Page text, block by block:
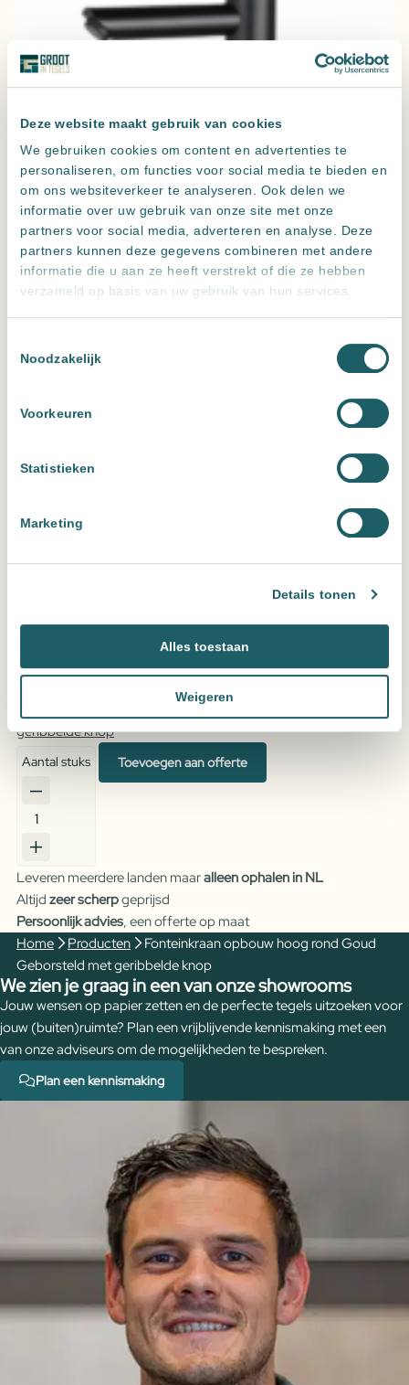
Deze website maakt gebruik van cookies
We gebruiken cookies om content en advertenties te
personaliseren, om functies voor social media te bieden en
om ons websiteverkeer te analyseren. Ook delen we
informatie over uw gebruik van onze site met onze
partners voor social media, adverteren en analyse. Deze
partners kunnen deze gegevens combineren met andere
informatie die u aan ze heeft verstrekt of die ze hebben
verzameld op basis van uw gebruik van hun services.
Noodzakelijk
Voorkeuren
Statistieken
Marketing
Details tonen
Alles toestaan
Weigeren
Wastafelmengkraan opbouw hoog rond Mat Zwart met
Wastafelmengkraan opbouw hoog rond Goud Geborsteld met
geribbelde knop
Fonteinkraan
opbouw
rond
Goud
Geborsteld
met
geribbelde
knop
aantal
Aantal stuks Toevoegen aan offerte
Leveren meerdere landen maaralleen ophalen in NL
Altijd zeer scherpgeprijsd
Persoonlijk advies, een offerte op maat
Home
Producten
Fonteinkraan opbouw hoog rond Goud
Geborsteld met geribbelde knop
We zien je graag in een van onze showrooms
Jouw wensen op papier zetten en de perfecte tegels uitzoeken voor
jouw (buiten)ruimte? Plan een vrijblijvende kennismaking met een
van onze adviseurs om de mogelijkheden te bespreken.
Plan een kennismaking